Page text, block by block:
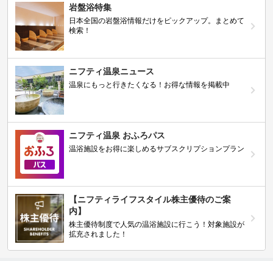
岩盤浴特集
日本全国の岩盤浴情報だけをピックアップ。まとめて
検索！
ニフティ温泉ニュース
温泉にもっと行きたくなる！お得な情報を掲載中
ニフティ温泉 おふろパス
温浴施設をお得に楽しめるサブスクリプションプラン
【ニフティライフスタイル株主優待のご案
内】
株主優待制度で人気の温浴施設に行こう！対象施設が
拡充されました！